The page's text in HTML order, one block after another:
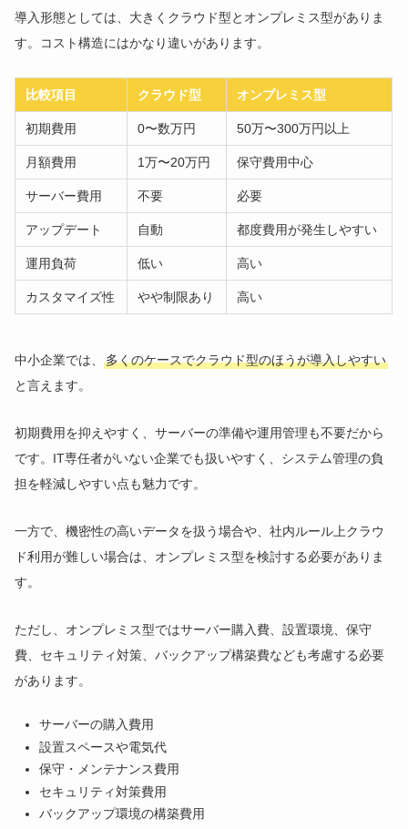
導入形態としては、大きくクラウド型とオンプレミス型がありま
す。コスト構造にはかなり違いがあります。
比較項目 クラウド型 オンプレミス型
初期費用 0〜数万円 50万〜300万円以上
月額費用 1万〜20万円 保守費用中心
サーバー費用 不要 必要
アップデート 自動 都度費用が発生しやすい
運用負荷 低い 高い
カスタマイズ性 やや制限あり 高い
中小企業では、多くのケースでクラウド型のほうが導入しやすい
と言えます。
初期費用を抑えやすく、サーバーの準備や運用管理も不要だから
です。IT専任者がいない企業でも扱いやすく、システム管理の負
担を軽減しやすい点も魅力です。
一方で、機密性の高いデータを扱う場合や、社内ルール上クラウ
ド利用が難しい場合は、オンプレミス型を検討する必要がありま
す。
ただし、オンプレミス型ではサーバー購入費、設置環境、保守
費、セキュリティ対策、バックアップ構築費なども考慮する必要
があります。
サーバーの購入費用
設置スペースや電気代
保守・メンテナンス費用
セキュリティ対策費用
バックアップ環境の構築費用